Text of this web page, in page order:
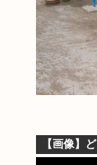
【画像】